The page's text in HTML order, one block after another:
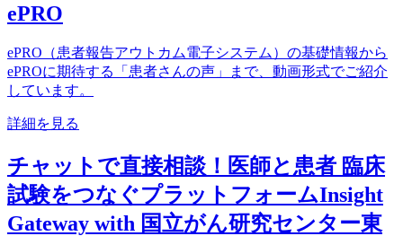
ePRO
ePRO（患者報告アウトカム電子システム）の基礎情報から
ePROに期待する「患者さんの声」まで、動画形式でご紹介
しています。
詳細を見る
チャットで直接相談！医師と患者 臨床
試験をつなぐプラットフォームInsight
Gateway with 国立がん研究センター東